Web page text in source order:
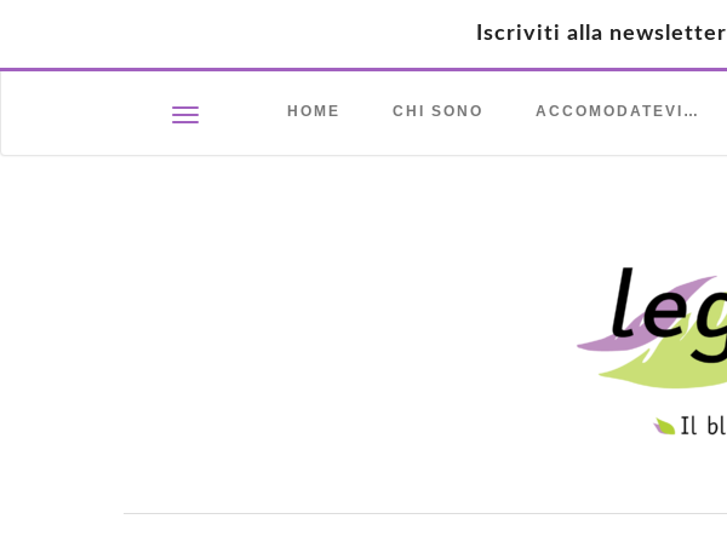
Toggle navigation
HOME CHI SONO ACCOMODATEVI…
Iscriviti alla newsletter